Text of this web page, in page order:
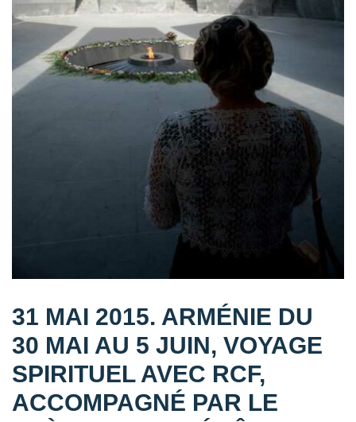
31 MAI 2015. ARMÉNIE DU
30 MAI AU 5 JUIN, VOYAGE
SPIRITUEL AVEC RCF,
ACCOMPAGNÉ PAR LE